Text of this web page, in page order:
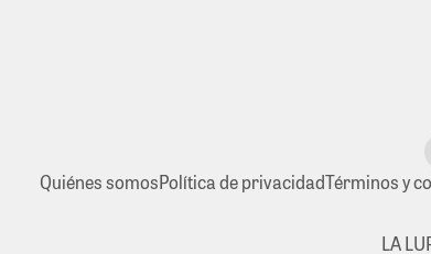
Quiénes somosPolítica de privacidadTérminos y
LA